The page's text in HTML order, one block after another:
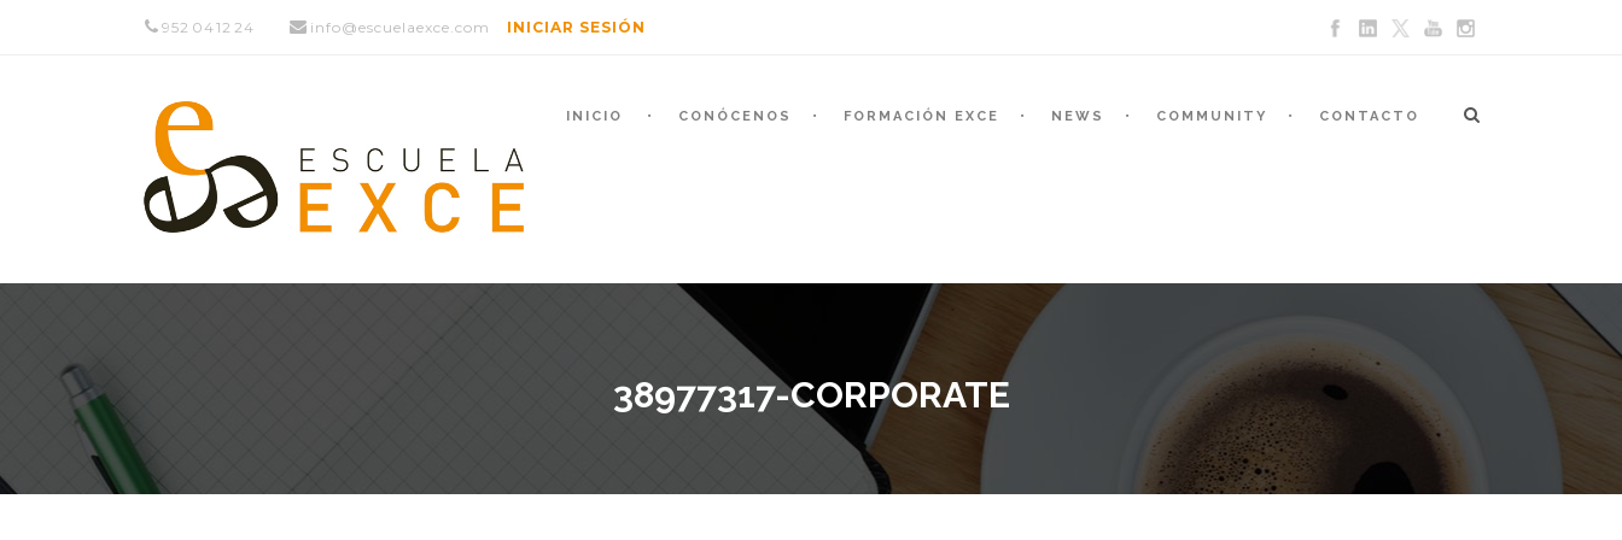
952 04 12 24 info@escuelaexce.com INICIAR SESIÓN
INICIO CONÓCENOS FORMACIÓN EXCE NEWS COMMUNITY CONTACTO
38977317-CORPORATE